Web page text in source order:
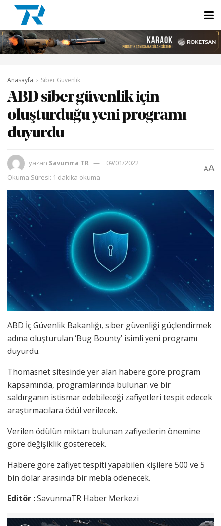
Anasayfa Siber Güvenlik
ABD siber güvenlik için
oluşturduğu yeni programı
duyurdu
yazan Savunma TR
09/01/2022
Okuma Süresi: 1 dakika okuma
AA
ABD İç Güvenlik Bakanlığı, siber güvenliği güçlendirmek
adına oluşturulan ‘Bug Bounty’ isimli yeni programı
duyurdu.
Thomasnet sitesinde yer alan habere göre program
kapsamında, programlarında bulunan ve bir
saldırganın istismar edebileceği zafiyetleri tespit edecek
araştırmacılara ödül verilecek.
Verilen ödülün miktarı bulunan zafiyetlerin önemine
göre değişiklik gösterecek.
Habere göre zafiyet tespiti yapabilen kişilere 500 ve 5
bin dolar arasında bir mebla ödenecek.
Editör :SavunmaTR Haber Merkezi